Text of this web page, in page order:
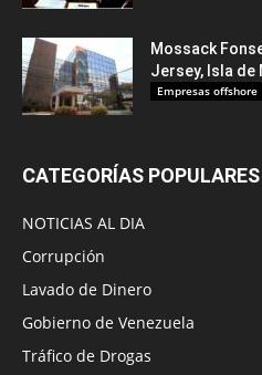
Mossack
Jersey, Isla de
Empresas offshore
CATEGORÍAS POPULARES
NOTICIAS AL DIA
Corrupción
Lavado de Dinero
Gobierno de Venezuela
Tráfico de Drogas